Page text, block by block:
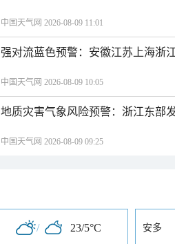
中国天气网 2026-08-09 11:01
强对流蓝色预警：安徽江苏上海浙
中国天气网 2026-08-09 10:05
地质灾害气象风险预警：浙江东部
中国天气网 2026-08-09 09:25
/ 23/5°C 安多